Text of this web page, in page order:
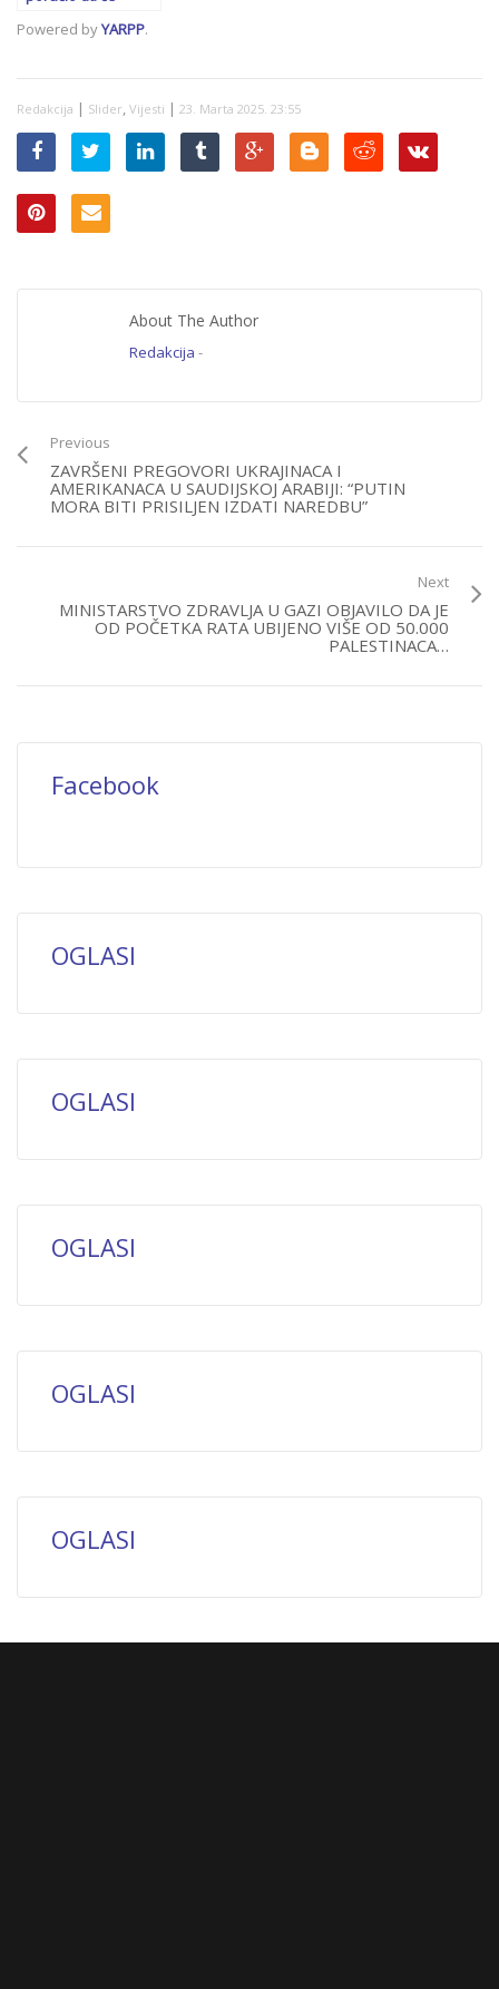
novog ustava RS:
Powered byYARPP.
Redakcija | Slider, Vijesti | 23. Marta 2025. 23:55
About The Author
Redakcija -
Previous
ZAVRŠENI PREGOVORI UKRAJINACA I
AMERIKANACA U SAUDIJSKOJ ARABIJI: “PUTIN
MORA BITI PRISILJEN IZDATI NAREDBU”
Next
MINISTARSTVO ZDRAVLJA U GAZI OBJAVILO DA JE
OD POČETKA RATA UBIJENO VIŠE OD 50.000
PALESTINACA…
Facebook
OGLASI
OGLASI
OGLASI
OGLASI
OGLASI